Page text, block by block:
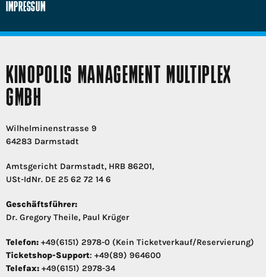
IMPRESSUM
KINOPOLIS MANAGEMENT MULTIPLEX
GMBH
Wilhelminenstrasse 9
64283 Darmstadt
Amtsgericht Darmstadt, HRB 86201,
USt-IdNr. DE 25 62 72 14 6
Geschäftsführer:
Dr. Gregory Theile, Paul Krüger
Telefon: +49(6151) 2978-0 (Kein Ticketverkauf/Reservierung)
Ticketshop-Support: +49(89) 964600
Telefax: +49(6151) 2978-34